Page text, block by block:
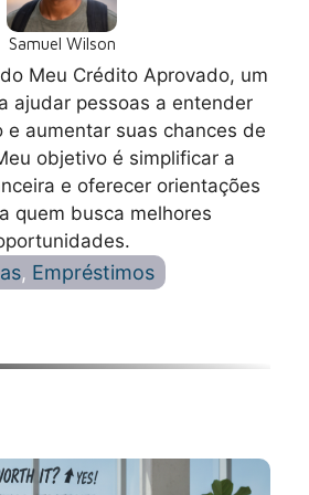
Samuel Wilson
Meu Crédito Aprovado, um
ajudar pessoas a entender
e aumentar suas chances de
objetivo é simplificar a
e oferecer orientações
quem busca melhores
, Empréstimos